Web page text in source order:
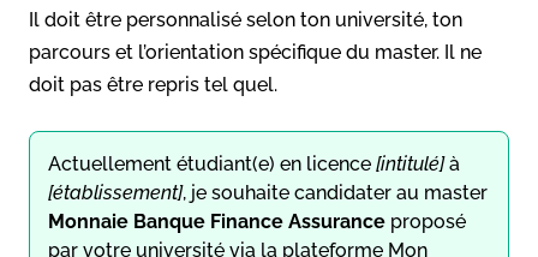
Il doit être personnalisé selon ton université, ton
parcours et l’orientation spécifique du master. Il ne
doit pas être repris tel quel.
Actuellement étudiant(e) en licence [intitulé]à
[établissement], je souhaite candidater au master
Monnaie Banque Finance Assurance proposé
par votre université via la plateforme Mon